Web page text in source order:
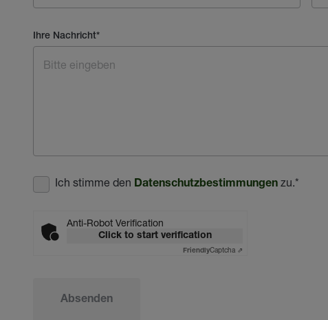
Ihre Nachricht*
Ich stimme den Datenschutzbestimmungen zu.*
Anti-Robot Verification
Click to start verification
FriendlyCaptcha ⇗
Absenden